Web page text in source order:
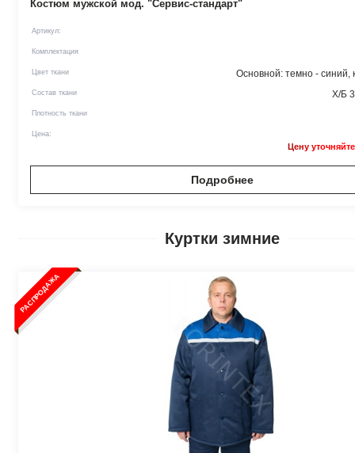
Костюм мужской мод. "Сервис-стандарт"
Артикул:
Комплектация
Цвет ткани Основной: темно - синий,
Состав ткани Х/Б
Плотность ткани
Цена:
Цену
Подробнее
Куртки зимние
РАСПРОДАЖА